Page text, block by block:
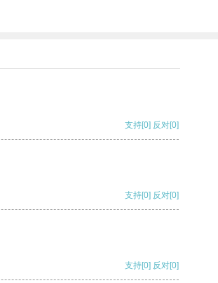
支持[0] 反对[0]
支持[0] 反对[0]
支持[0] 反对[0]